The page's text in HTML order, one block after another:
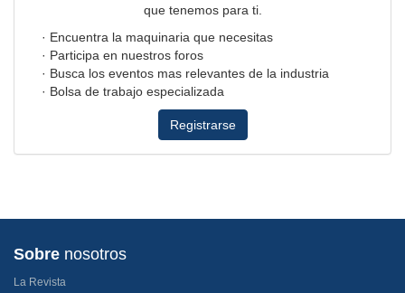
que tenemos para ti.
· Encuentra la maquinaria que necesitas
· Participa en nuestros foros
· Busca los eventos mas relevantes de la industria
· Bolsa de trabajo especializada
Registrarse
Sobre nosotros
La Revista